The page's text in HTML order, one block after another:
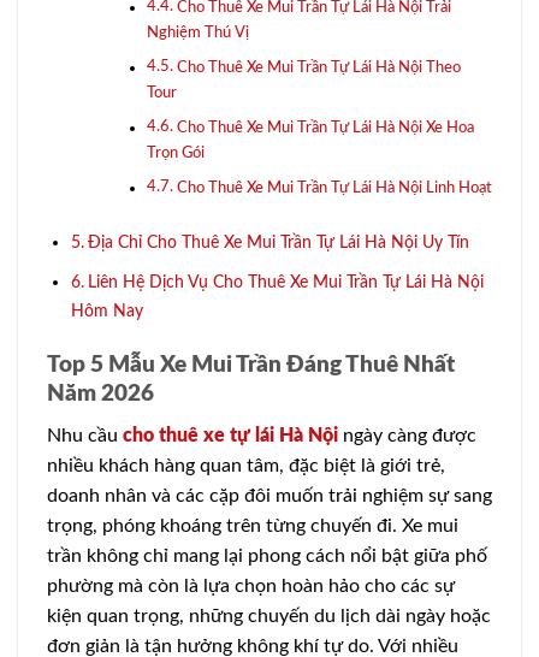
Cho Thuê Xe Mui Trần Tự Lái Hà Nội Trải
Nghiệm Thú Vị
Cho Thuê Xe Mui Trần Tự Lái Hà Nội Theo
Tour
Cho Thuê Xe Mui Trần Tự Lái Hà Nội Xe Hoa
Trọn Gói
Cho Thuê Xe Mui Trần Tự Lái Hà Nội Linh Hoạt
Địa Chỉ Cho Thuê Xe Mui Trần Tự Lái Hà Nội Uy Tín
Liên Hệ Dịch Vụ Cho Thuê Xe Mui Trần Tự Lái Hà Nội
Hôm Nay
Top 5 Mẫu Xe Mui Trần Đáng Thuê Nhất
Năm 2026
Nhu cầu cho thuê xe tự lái Hà Nội ngày càng được
nhiều khách hàng quan tâm, đặc biệt là giới trẻ,
doanh nhân và các cặp đôi muốn trải nghiệm sự sang
trọng, phóng khoáng trên từng chuyến đi. Xe mui
trần không chỉ mang lại phong cách nổi bật giữa phố
phường mà còn là lựa chọn hoàn hảo cho các sự
kiện quan trọng, những chuyến du lịch dài ngày hoặc
đơn giản là tận hưởng không khí tự do. Với nhiều